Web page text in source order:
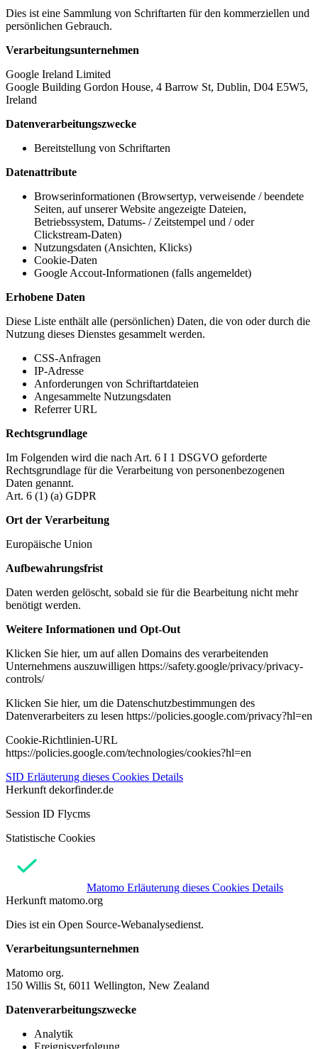
Dies ist eine Sammlung von Schriftarten für den kommerziellen und
persönlichen Gebrauch.
Verarbeitungsunternehmen
Google Ireland Limited
Google Building Gordon House, 4 Barrow St, Dublin, D04 E5W5,
Ireland
Datenverarbeitungszwecke
Bereitstellung von Schriftarten
Datenattribute
Browserinformationen (Browsertyp, verweisende / beendete
Seiten, auf unserer Website angezeigte Dateien,
Betriebssystem, Datums- / Zeitstempel und / oder
Clickstream-Daten)
Nutzungsdaten (Ansichten, Klicks)
Cookie-Daten
Google Accout-Informationen (falls angemeldet)
Erhobene Daten
Diese Liste enthält alle (persönlichen) Daten, die von oder durch die
Nutzung dieses Dienstes gesammelt werden.
CSS-Anfragen
IP-Adresse
Anforderungen von Schriftartdateien
Angesammelte Nutzungsdaten
Referrer URL
Rechtsgrundlage
Im Folgenden wird die nach Art. 6 I 1 DSGVO geforderte
Rechtsgrundlage für die Verarbeitung von personenbezogenen
Daten genannt.
Art. 6 (1) (a) GDPR
Ort der Verarbeitung
Europäische Union
Aufbewahrungsfrist
Daten werden gelöscht, sobald sie für die Bearbeitung nicht mehr
benötigt werden.
Weitere Informationen und Opt-Out
Klicken Sie hier, um auf allen Domains des verarbeitenden
Unternehmens auszuwilligen https://safety.google/privacy/privacy-
controls/
Klicken Sie hier, um die Datenschutzbestimmungen des
Datenverarbeiters zu lesen https://policies.google.com/privacy?hl=en
Cookie-Richtlinien-URL
https://policies.google.com/technologies/cookies?hl=en
SID Erläuterung dieses Cookies Details
Herkunft dekorfinder.de
Session ID Flycms
Statistische Cookies
Matomo Erläuterung dieses Cookies Details
Herkunft matomo.org
Dies ist ein Open Source-Webanalysedienst.
Verarbeitungsunternehmen
Matomo org.
150 Willis St, 6011 Wellington, New Zealand
Datenverarbeitungszwecke
Analytik
Ereignisverfolgung